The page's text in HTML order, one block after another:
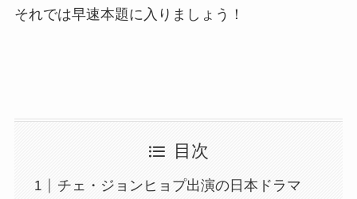
それでは早速本題に入りましょう！
目次
チェ・ジョンヒョプ出演の日本ドラマ